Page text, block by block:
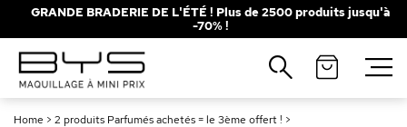
GRANDE BRADERIE DE L'ÉTÉ ! Plus de 2500 produits jusqu'à
-70% !
Home > 2 produits Parfumés achetés = le 3ème offert ! >
Fermer
Recherches populaires